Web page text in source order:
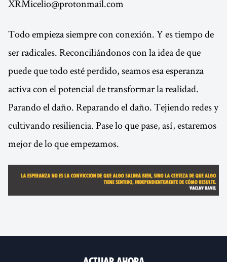
XRMicelio@protonmail.com
Todo empieza siempre con conexión. Y es tiempo de
ser radicales. Reconciliándonos con la idea de que
puede que todo esté perdido, seamos esa esperanza
activa con el potencial de transformar la realidad.
Parando el daño. Reparando el daño. Tejiendo redes y
cultivando resiliencia. Pase lo que pase, así, estaremos
mejor de lo que empezamos.